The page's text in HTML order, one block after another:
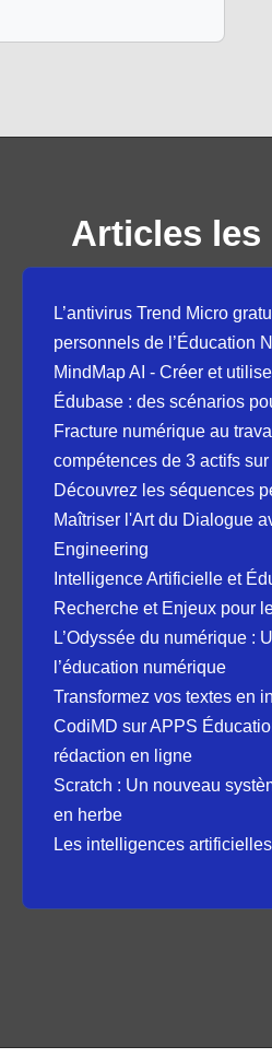
Articles les
L’antivirus Trend Micro
personnels de l’Éducation
MindMap AI - Créer et
Édubase : des scénarios
Fracture numérique au
compétences de 3 actifs sur
Découvrez les séquences
Maîtriser l'Art du Dialogue
Engineering
Intelligence Artificielle et
Recherche et Enjeux pour
L’Odyssée du numérique
l’éducation numérique
Transformez vos textes en
CodiMD sur APPS
rédaction en ligne
Scratch : Un nouveau
en herbe
Les intelligences